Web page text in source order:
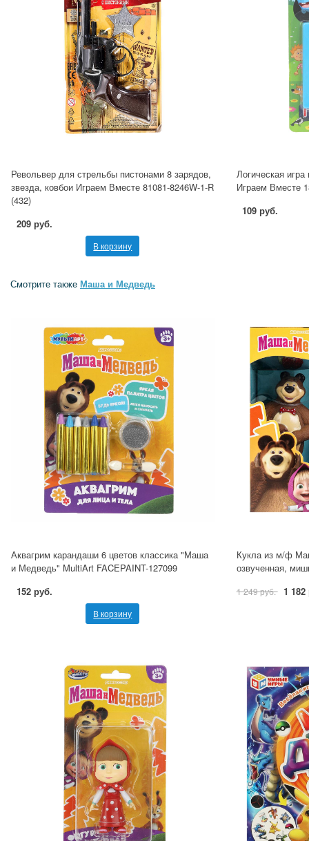
Револьвер для стрельбы пистонами 8 зарядов,
звезда, ковбои Играем Вместе 81081-8246W-1-R
(432)
209 руб.
В корзину
Логическая
Играем Вместе
109 руб.
Смотрите также Маша и Медведь
Аквагрим карандаши 6 цветов классика "Маша
и Медведь" MultiArt FACEPAINT-127099
152 руб.
В корзину
Кукла из м/ф
озвученная,
1 249 руб. 1 182